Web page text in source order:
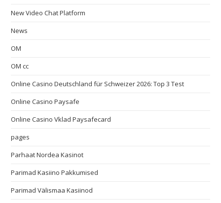
New Video Chat Platform
News
OM
OM cc
Online Casino Deutschland für Schweizer 2026: Top 3 Test
Online Casino Paysafe
Online Casino Vklad Paysafecard
pages
Parhaat Nordea Kasinot
Parimad Kasiino Pakkumised
Parimad Välismaa Kasiinod